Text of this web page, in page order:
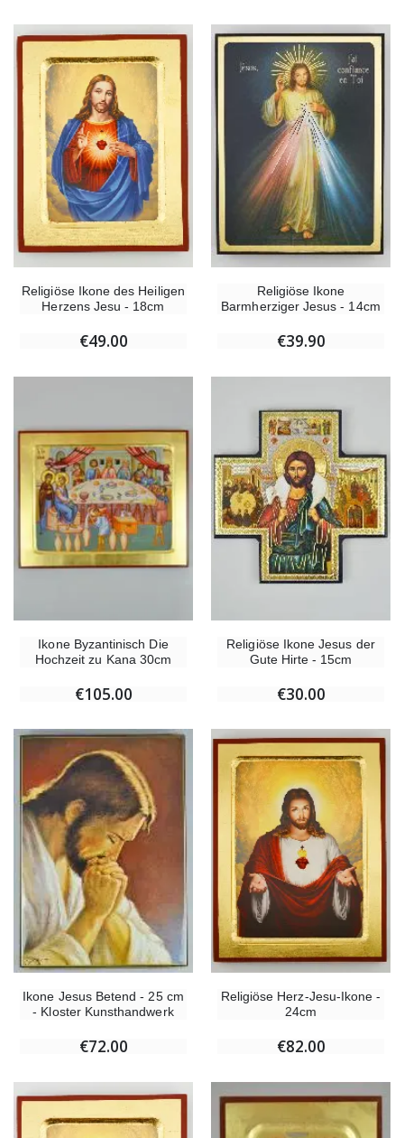
Religiöse Ikone des Heiligen
Herzens Jesu - 18cm
€49.00
Religiöse Ikone
Barmherziger Jesus - 14cm
€39.90
Ikone Byzantinisch Die
Hochzeit zu Kana 30cm
€105.00
Religiöse Ikone Jesus der
Gute Hirte - 15cm
€30.00
Ikone Jesus Betend - 25 cm
- Kloster Kunsthandwerk
€72.00
Religiöse Herz-Jesu-Ikone -
24cm
€82.00